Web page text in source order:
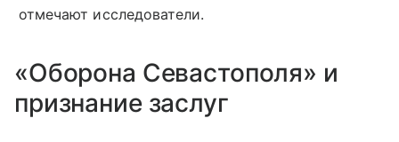
отмечают исследователи.
«Оборона Севастополя» и
признание заслуг